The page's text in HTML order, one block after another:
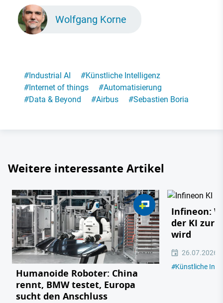
Wolfgang Korne
#Industrial AI #Künstliche Intelligenz
#Internet of things #Automatisierung
#Data & Beyond #Airbus #Sebastien Boria
Weitere interessante Artikel
Humanoide Roboter: China
rennt, BMW testet, Europa
sucht den Anschluss
Infineon:
der KI zur
wird
26.07.2026
#Künstliche